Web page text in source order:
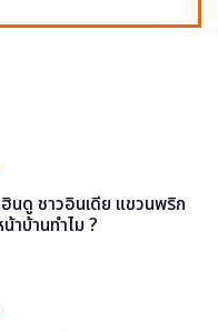
นดู ชาวอินเดีย แขวนพริก
าบ้านทำไม ?